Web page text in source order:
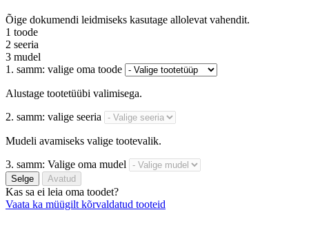
Õige dokumendi leidmiseks kasutage allolevat vahendit.
1 toode
2 seeria
3 mudel
1. samm: valige oma toode
Alustage tootetüübi valimisega.
2. samm: valige seeria
Mudeli avamiseks valige tootevalik.
3. samm: Valige oma mudel
Selge Avatud
Kas sa ei leia oma toodet?
Vaata ka müügilt kõrvaldatud tooteid